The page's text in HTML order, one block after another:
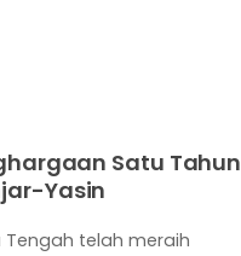
Satu Tahun
Yasin
Tengah telah meraih